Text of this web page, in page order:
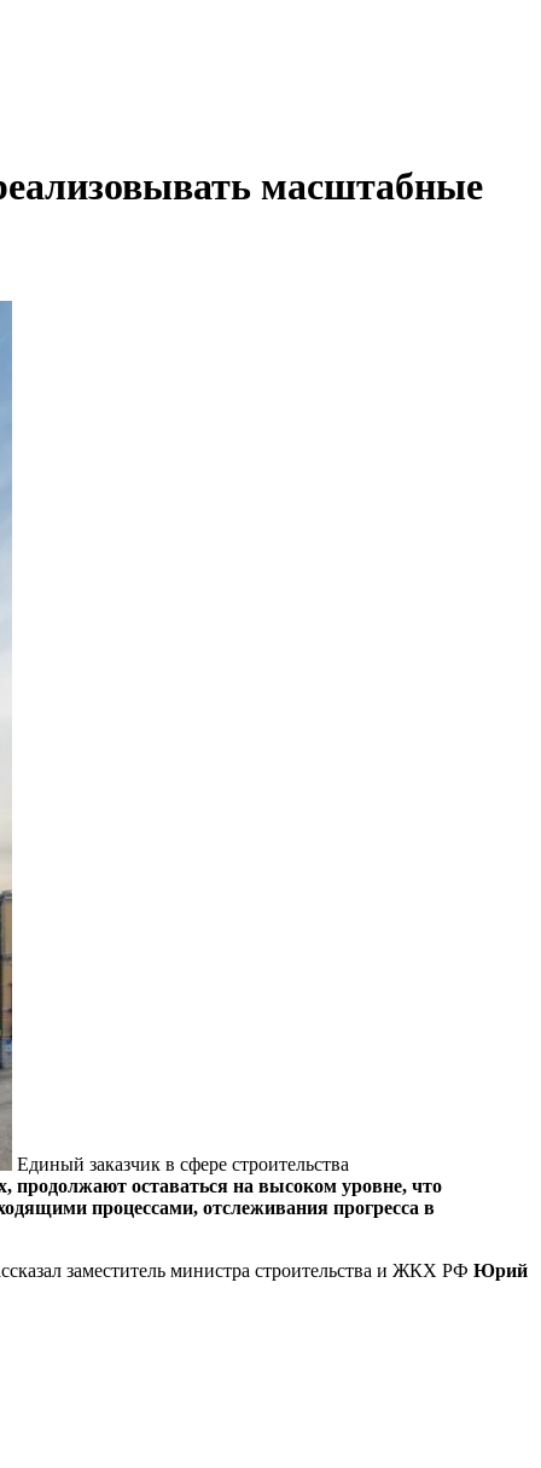
масштабные
Единый заказчик в сфере строительства
продолжают оставаться на высоком уровне, что
процессами, отслеживания прогресса в
заместитель министра строительства и ЖКХ РФ Юрий